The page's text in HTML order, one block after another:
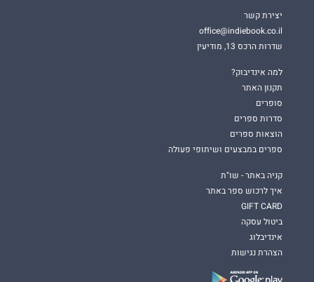
יצירת קשר
office@indiebook.co.il
שדרות הרכס 13, מודיעין
למה אינדיבוק?
תקנון האתר
סופרים
סדרות ספרים
הוצאות ספרים
ספרים במבצעים ושיתופי פעולה
קניה באתר - שו"ת
איך לרכוש ספר באתר
GIFT CARD
ביטול עסקה
אינדיבלוג
הצהרת נגישות